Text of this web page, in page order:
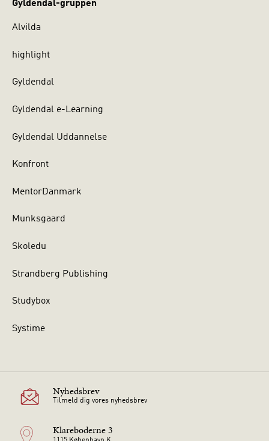
Gyldendal-gruppen
Alvilda
highlight
Gyldendal
Gyldendal e-Learning
Gyldendal Uddannelse
Konfront
MentorDanmark
Munksgaard
Skoledu
Strandberg Publishing
Studybox
Systime
Nyhedsbrev
Tilmeld dig vores nyhedsbrev
Klareboderne 3